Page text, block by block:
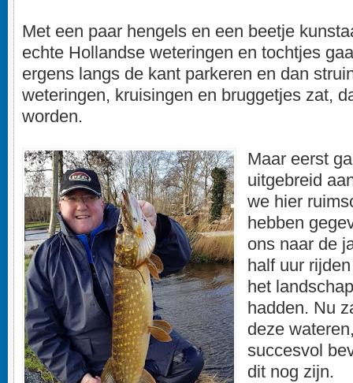
Met een paar hengels en een beetje
echte Hollandse weteringen en tochtjes
ergens langs de kant parkeren en dan
weteringen, kruisingen en bruggetjes zat,
worden.
Maar eerst
uitgebreid
we hier
hebben
ons naar de
half uur
het
hadden. Nu
deze
succesvol
dit nog zijn.